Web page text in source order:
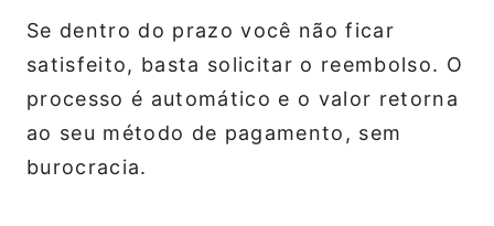
Se dentro do prazo você não ficar
satisfeito, basta solicitar o reembolso. O
processo é automático e o valor retorna
ao seu método de pagamento, sem
burocracia.